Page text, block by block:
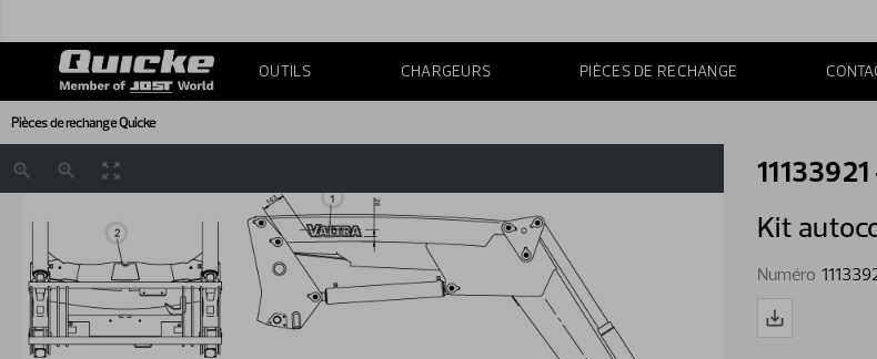
OUTILS CHARGEURS PIÈCES DE RECHANGE
Pièces de rechange Quicke
Kit
Numéro